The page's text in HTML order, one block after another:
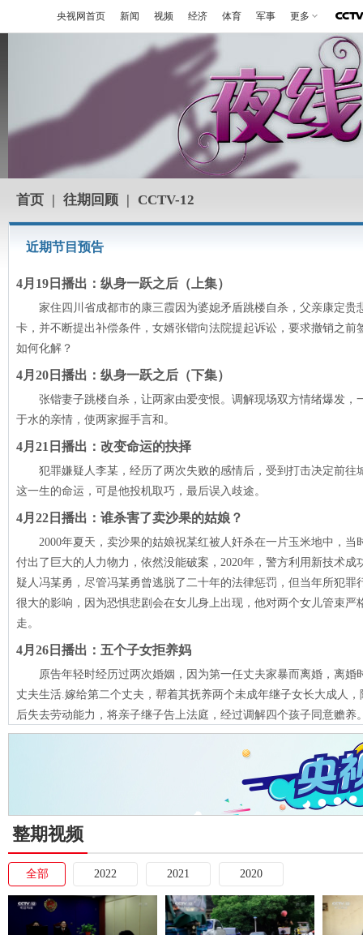
央视网首页 新闻 视频 经济 体育 军事 更多
首页 | 往期回顾 | CCTV-12
近期节目预告
4月19日播出：纵身一跃之后（上集）
家住四川省成都市的康三霞因为婆媳矛盾跳楼自杀，父亲康定贵
卡，并不断提出补偿条件，女婿张锴向法院提起诉讼，要求撤销之前
如何化解？
4月20日播出：纵身一跃之后（下集）
张锴妻子跳楼自杀，让两家由爱变恨。调解现场双方情绪爆发，
于水的亲情，使两家握手言和。
4月21日播出：改变命运的抉择
犯罪嫌疑人李某，经历了两次失败的感情后，受到打击决定前往
这一生的命运，可是他投机取巧，最后误入歧途。
4月22日播出：谁杀害了卖沙果的姑娘？
2000年夏天，卖沙果的姑娘祝某红被人奸杀在一片玉米地中，当
付出了巨大的人力物力，依然没能破案，2020年，警方利用新技术成
疑人冯某勇，尽管冯某勇曾逃脱了二十年的法律惩罚，但当年所犯罪
很大的影响，因为恐惧悲剧会在女儿身上出现，他对两个女儿管束严
走。
4月26日播出：五个子女拒养妈
原告年轻时经历过两次婚姻，因为第一任丈夫家暴而离婚，离婚
丈夫生活.嫁给第二个丈夫，帮着其抚养两个未成年继子女长大成人
后失去劳动能力，将亲子继子告上法庭，经过调解四个孩子同意赡养
整期视频
全部 2022 2021 2020